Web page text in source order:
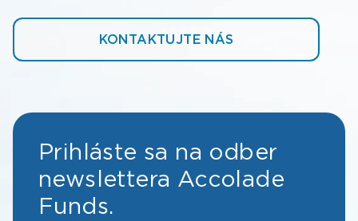
KONTAKTUJTE NÁS
Prihláste sa na odber
newslettera Accolade
Funds.